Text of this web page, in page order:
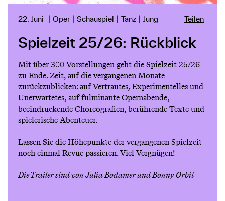
22. Juni Oper Schauspiel Tanz Jung Teilen
Spielzeit 25/26: Rückblick
Mit über 300 Vorstellungen geht die Spielzeit 25/26
zu Ende. Zeit, auf die vergangenen Monate
zurückzublicken: auf Vertrautes, Experimentelles und
Unerwartetes, auf fulminante Opernabende,
beeindruckende Choreografien, berührende Texte und
spielerische Abenteuer.
Lassen Sie die Höhepunkte der vergangenen Spielzeit
noch einmal Revue passieren. Viel Vergnügen!
Die Trailer sind von Julia Bodamer und Bonny Orbit